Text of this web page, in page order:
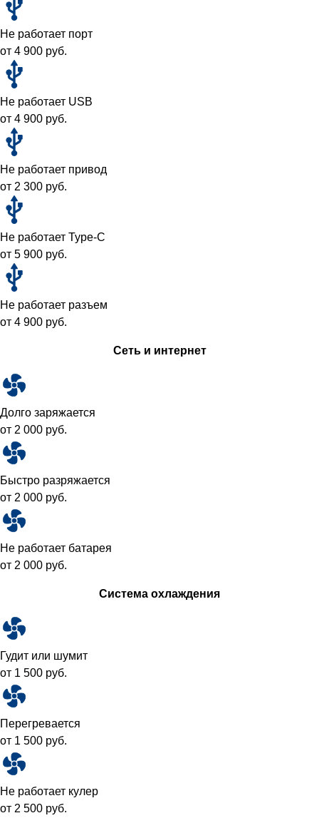
Не работает порт
от 4 900 руб.
Не работает USB
от 4 900 руб.
Не работает привод
от 2 300 руб.
Не работает Type-C
от 5 900 руб.
Не работает разъем
от 4 900 руб.
Сеть и интернет
Долго заряжается
от 2 000 руб.
Быстро разряжается
от 2 000 руб.
Не работает батарея
от 2 000 руб.
Система охлаждения
Гудит или шумит
от 1 500 руб.
Перегревается
от 1 500 руб.
Не работает кулер
от 2 500 руб.